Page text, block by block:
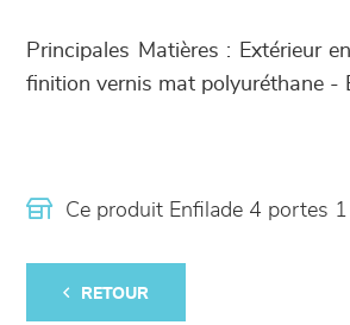
Principales Matières : Extérieur
finition vernis mat polyuréthane -
Ce produit Enfilade 4 portes
RETOUR